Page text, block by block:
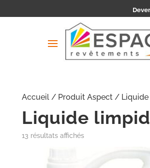
Accueil/ Produit Aspect / Liquide
Liquide
13 résultats affichés